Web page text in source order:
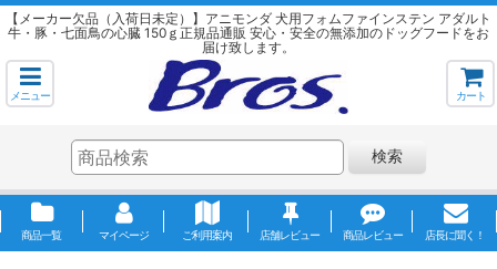
【メーカー欠品（入荷日未定）】アニモンダ 犬用フォムファインステン アダルト
牛・豚・七面鳥の心臓 150ｇ正規品通販 安心・安全の無添加のドッグフードをお
届け致します。
メニュー カート
検索
商品一覧 マイページ ご利用案内 店舗レビュー 商品レビュー 店長に聞く！